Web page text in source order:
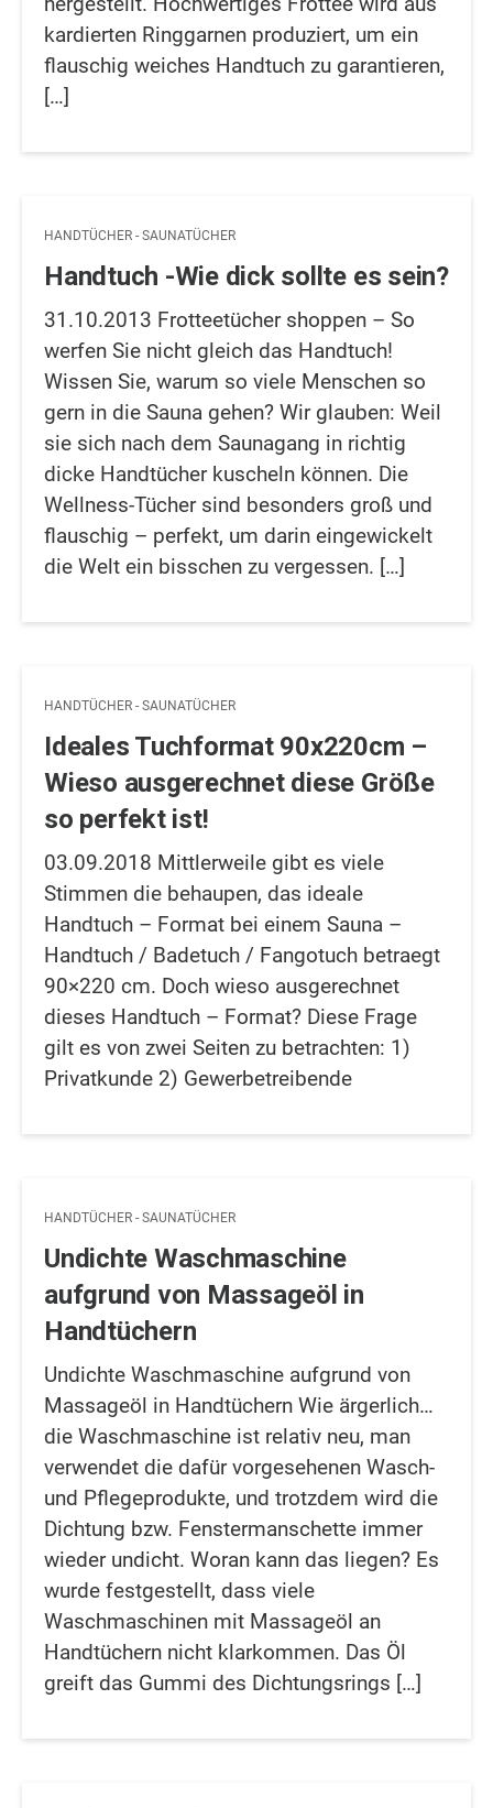
kardierten Ringgarnen produziert, um ein
flauschig weiches Handtuch zu garantieren,
[…]
HANDTÜCHER - SAUNATÜCHER
Handtuch -Wie dick sollte es sein?
31.10.2013 Frotteetücher shoppen – So
werfen Sie nicht gleich das Handtuch!
Wissen Sie, warum so viele Menschen so
gern in die Sauna gehen? Wir glauben: Weil
sie sich nach dem Saunagang in richtig
dicke Handtücher kuscheln können. Die
Wellness-Tücher sind besonders groß und
flauschig – perfekt, um darin eingewickelt
die Welt ein bisschen zu vergessen. […]
HANDTÜCHER - SAUNATÜCHER
Ideales Tuchformat 90x220cm –
Wieso ausgerechnet diese Größe
so perfekt ist!
03.09.2018 Mittlerweile gibt es viele
Stimmen die behaupen, das ideale
Handtuch – Format bei einem Sauna –
Handtuch / Badetuch / Fangotuch betraegt
90×220 cm. Doch wieso ausgerechnet
dieses Handtuch – Format? Diese Frage
gilt es von zwei Seiten zu betrachten: 1)
Privatkunde 2) Gewerbetreibende
HANDTÜCHER - SAUNATÜCHER
Undichte Waschmaschine
aufgrund von Massageöl in
Handtüchern
Undichte Waschmaschine aufgrund von
Massageöl in Handtüchern Wie ärgerlich…
die Waschmaschine ist relativ neu, man
verwendet die dafür vorgesehenen Wasch-
und Pflegeprodukte, und trotzdem wird die
Dichtung bzw. Fenstermanschette immer
wieder undicht. Woran kann das liegen? Es
wurde festgestellt, dass viele
Waschmaschinen mit Massageöl an
Handtüchern nicht klarkommen. Das Öl
greift das Gummi des Dichtungsrings […]